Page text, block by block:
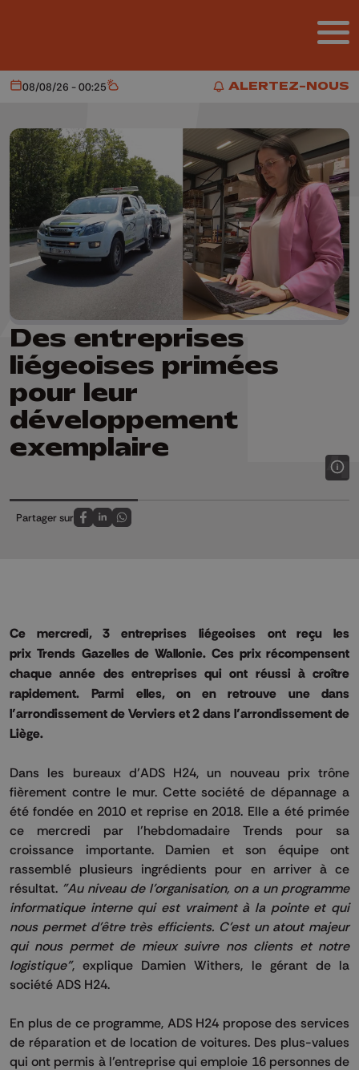
ALERTEZ-NOUS
ALERTEZ-NOUS
Aujourd'hui
08/08/26 - 00:25 Météo
Des entreprises
liégeoises primées
pour leur
développement
exemplaire
Partager sur
Partagez sur FaceBook
Partagez sur LinkedIn
Partagez sur Whatsapp
Ce mercredi, 3 entreprises liégeoises ont reçu les
prixTrends Gazelles de Wallonie.Ces prix récompensent
chaque année des entreprises qui ont réussi à croître
rapidement. Parmi elles, on en retrouve une dans
l’arrondissement de Verviers et 2 dans l’arrondissement de
Liège.
Dans les bureaux d’ADS H24, un nouveau prix trône
fièrement contre le mur.Cette société de dépannage a
été fondée en 2010 et reprise en 2018. Elle a été primée
ce mercredi par l’hebdomadaire Trends pour sa
croissance importante.Damien et son équipe ont
rassemblé plusieurs ingrédients pour en arriver à ce
résultat. "Au niveau de l'organisation, on a un programme
informatique interne qui est vraiment à la pointe et qui
nous permet d'être très efficients. C'est un atout majeur
qui nous permet de mieux suivre nos clients et notre
logistique", explique DamienWithers, le gérant de la
société ADS H24.
En plus de ce programme, ADS H24 propose des services
de réparation et de location de voitures. Des plus-values
qui ont permis à l’entreprise qui emploie 16 personnes de